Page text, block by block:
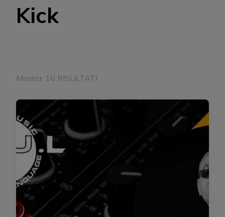
Kick
Mostra: 16 RISULTATI